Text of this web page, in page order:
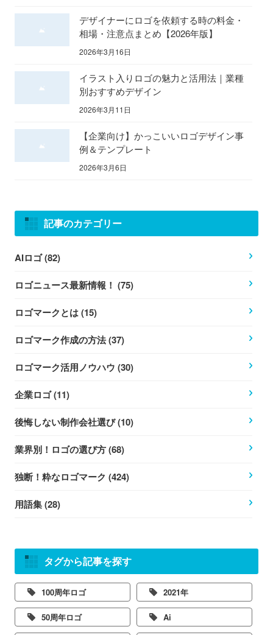
デザイナーにロゴを依頼する時の料金・
相場・注意点まとめ【2026年版】
2026年3月16日
イラスト入りロゴの魅力と活用法｜業種
別おすすめデザイン
2026年3月11日
【企業向け】かっこいいロゴデザイン事
例＆テンプレート
2026年3月6日
記事のカテゴリー
AIロゴ (82)
ロゴニュース最新情報！ (75)
ロゴマークとは (15)
ロゴマーク作成の方法 (37)
ロゴマーク活用ノウハウ (30)
企業ロゴ (11)
後悔しない制作会社選び (10)
業界別！ロゴの選び方 (68)
独断！粋なロゴマーク (424)
用語集 (28)
タグから記事を探す
100周年ロゴ 2021年
50周年ロゴ Ai